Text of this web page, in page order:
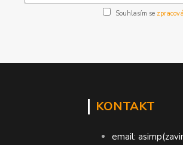
Souhlasím se
KONTAKT
email: